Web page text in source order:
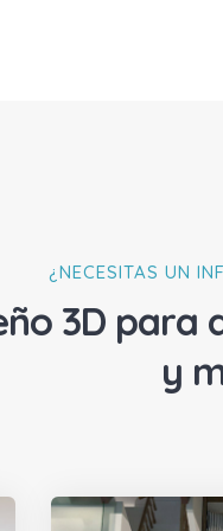
¿NECESITAS UN
3D
y